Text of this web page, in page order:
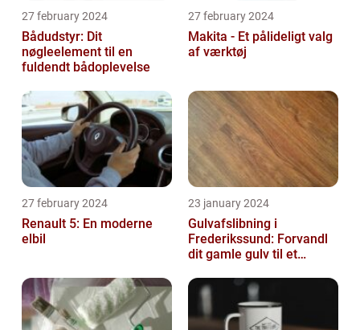
27 february 2024
Bådudstyr: Dit
nøgleelement til en
fuldendt bådoplevelse
27 february 2024
Makita - Et pålideligt valg
af værktøj
27 february 2024
Renault 5: En moderne
elbil
23 january 2024
Gulvafslibning i
Frederikssund: Forvandl
dit gamle gulv til et